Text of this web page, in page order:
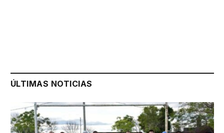
ÚLTIMAS NOTICIAS